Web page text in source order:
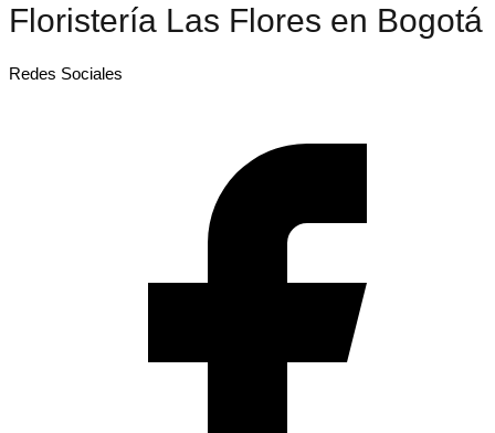
Floristería Las Flores en Bogotá
Redes Sociales